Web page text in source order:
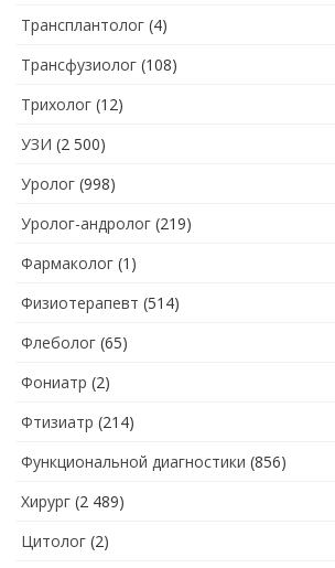
Трансплантолог (4)
Трансфузиолог (108)
Трихолог (12)
УЗИ (2 500)
Уролог (998)
Уролог-андролог (219)
Фармаколог (1)
Физиотерапевт (514)
Флеболог (65)
Фониатр (2)
Фтизиатр (214)
Функциональной диагностики (856)
Хирург (2 489)
Цитолог (2)